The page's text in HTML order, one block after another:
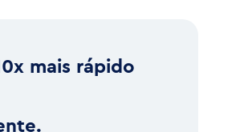
mais rápido